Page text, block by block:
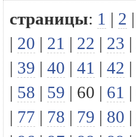
страницы: 1 | 2 |
| 20 | 21 | 22 | 23 |
| 39 | 40 | 41 | 42 |
| 58 | 59 | 60 | 61 |
| 77 | 78 | 79 | 80 |